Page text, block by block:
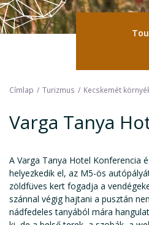
Címlap Turizmus Kecskemét
Varga Tanya
A Varga Tanya Hotel Konferencia
helyezkedik el, az M5-ös
zöldfüves kert fogadja a
szánnal végig hajtani a pusztán
nádfedeles tanyából mára